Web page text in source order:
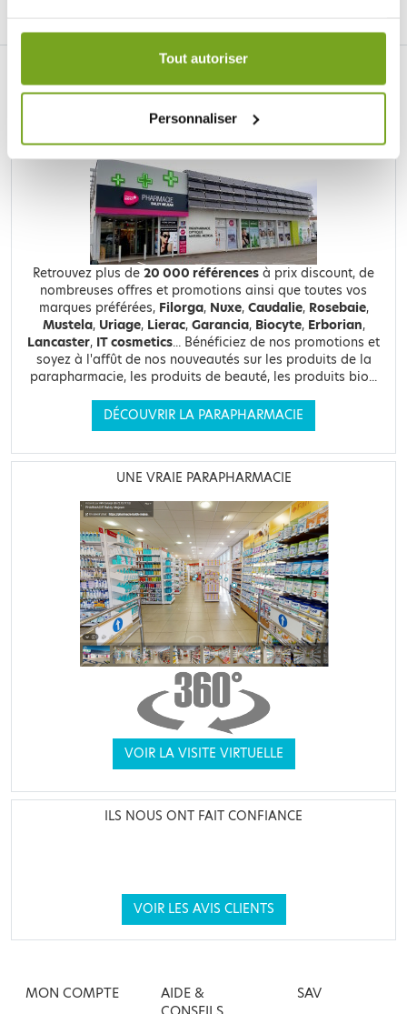
Votre choix de consentement est conservé pendant une
Tout autoriser
Personnaliser
LA PARAPHARMACIE EN LIGNE BALDY
MÉJEAN
LE SITE DE PARAPHARMACIE EN LIGNE
Retrouvez plus de 20 000 références à prix discount, de
nombreuses offres et promotions ainsi que toutes vos
marques préférées, Filorga, Nuxe, Caudalie, Rosebaie,
Mustela, Uriage, Lierac, Garancia, Biocyte, Erborian,
Lancaster, IT cosmetics... Bénéficiez de nos promotions et
soyez à l'affût de nos nouveautés sur les produits de la
parapharmacie, les produits de beauté, les produits bio...
DÉCOUVRIR LA PARAPHARMACIE
UNE VRAIE PARAPHARMACIE
VOIR LA VISITE VIRTUELLE
ILS NOUS ONT FAIT CONFIANCE
VOIR LES AVIS CLIENTS
MON COMPTE
AIDE &
SAV